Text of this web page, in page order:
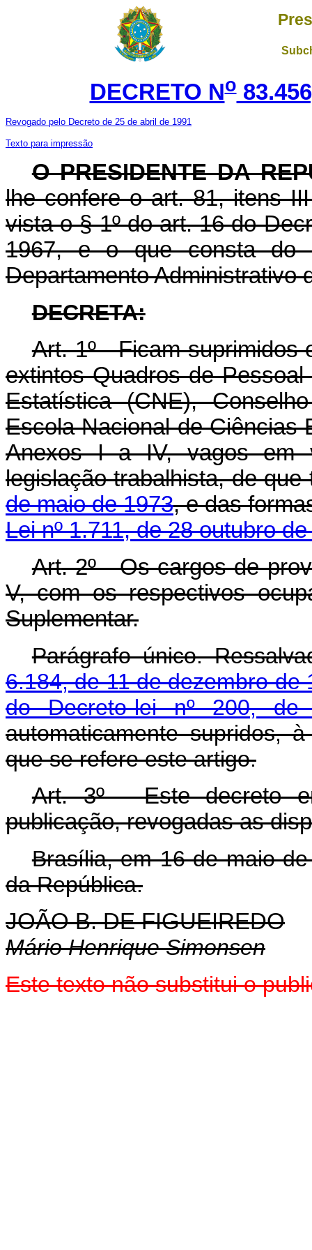
DECRETO No
Revogado pelo Decreto de 25 de abril de 1991
Texto para impressão
O PRESIDENTE DA
lhe confere o art. 81, itens
vista o § 1º do art. 16 do
1967, e o que consta do
Departamento Administrativo
DECRETA:
Art. 1º - Ficam suprimidos
extintos Quadros de
Estatística (CNE),
Escola Nacional de Ciências
Anexos I a IV, vagos em
legislação trabalhista, de
de maio de 1973, e das
Lei nº 1.711, de 28 outubro
Art. 2º - Os cargos de
V, com os respectivos
Suplementar.
Parágrafo único.
6.184, de 11 de dezembro de
do Decreto-lei nº 200,
automaticamente supridos,
que se refere este artigo.
Art. 3º - Este decreto
publicação, revogadas as
Brasília, em 16 de maio
da República.
JOÃO B. DE FIGUEIREDO
Mário Henrique Simonsen
Este texto não substitui o